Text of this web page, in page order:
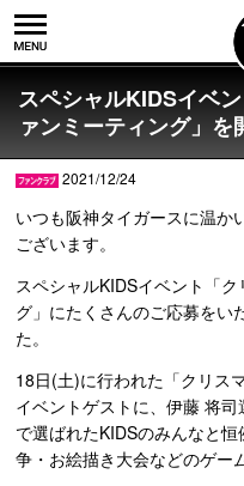
スペシャルKIDSイベ
ァンミーティング」を
2021/12/24
いつも阪神タイガースに温か
ございます。
スペシャルKIDSイベント「
グ」にたくさんのご応募をい
た。
18日(土)に行われた「クリス
イベントゲストに、伊藤 将
で選ばれたKIDSのみんなと
争・お絵描き大会などのゲー